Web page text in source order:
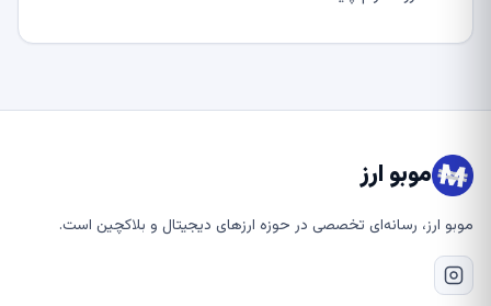
موبو ارز
موبو ارز، رسانه‌ای تخصصی در حوزه ارزهای دیجیتال و بلاکچین است.